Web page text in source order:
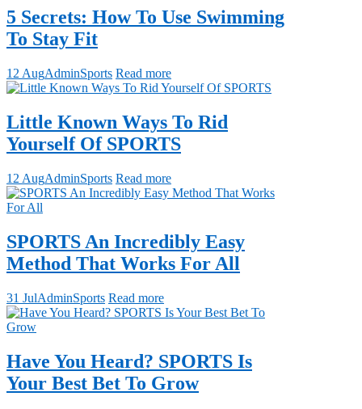
5 Secrets: How To Use Swimming
To Stay Fit
12 AugAdminSports Read more
Little Known Ways To Rid
Yourself Of SPORTS
12 AugAdminSports Read more
SPORTS An Incredibly Easy
Method That Works For All
31 JulAdminSports Read more
Have You Heard? SPORTS Is
Your Best Bet To Grow